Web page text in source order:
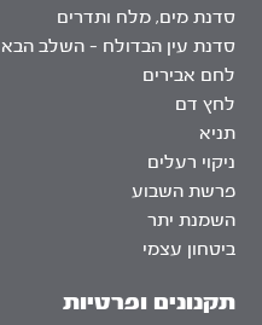
סדנת מים, מלח ותדרים
סדנת עין הבדולח – השלב הבא
לחם אבירים
לחץ דם
תניא
ניקוי רעלים
פרשת השבוע
השמנת יתר
ביטחון עצמי
תקנונים ופרטיות